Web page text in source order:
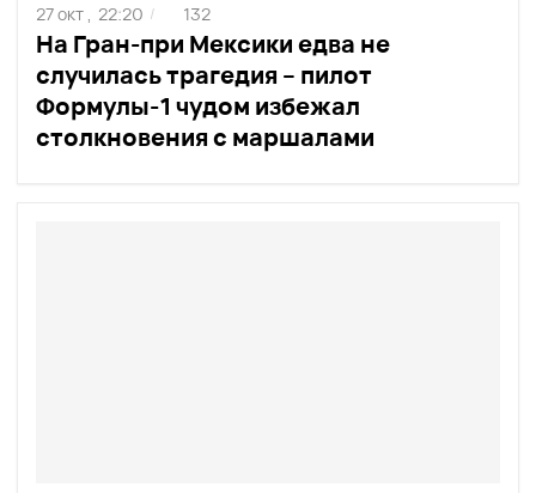
На Гран-при Мексики едва не
случилась трагедия – пилот
Формулы-1 чудом избежал
столкновения с маршалами
27 окт , 22:20 / 132